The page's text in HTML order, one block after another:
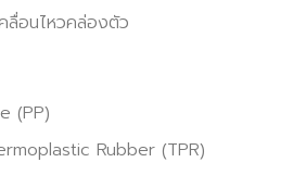
ลื่อนไหวคล่องตัว
(PP)
Rubber (TPR)